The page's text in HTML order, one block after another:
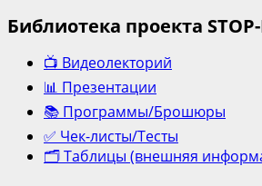
Сувенирная
проекта
Библиотека проекта
📺 Видеолекторий
📊 Презентации
📚 Программы/Брошюры
✅ Чек-листы/Тесты
🗂️ Таблицы (внешняя